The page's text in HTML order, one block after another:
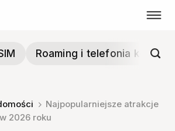
Roaming i telefonia
Najpopularniejsze atrakcje
2026 roku